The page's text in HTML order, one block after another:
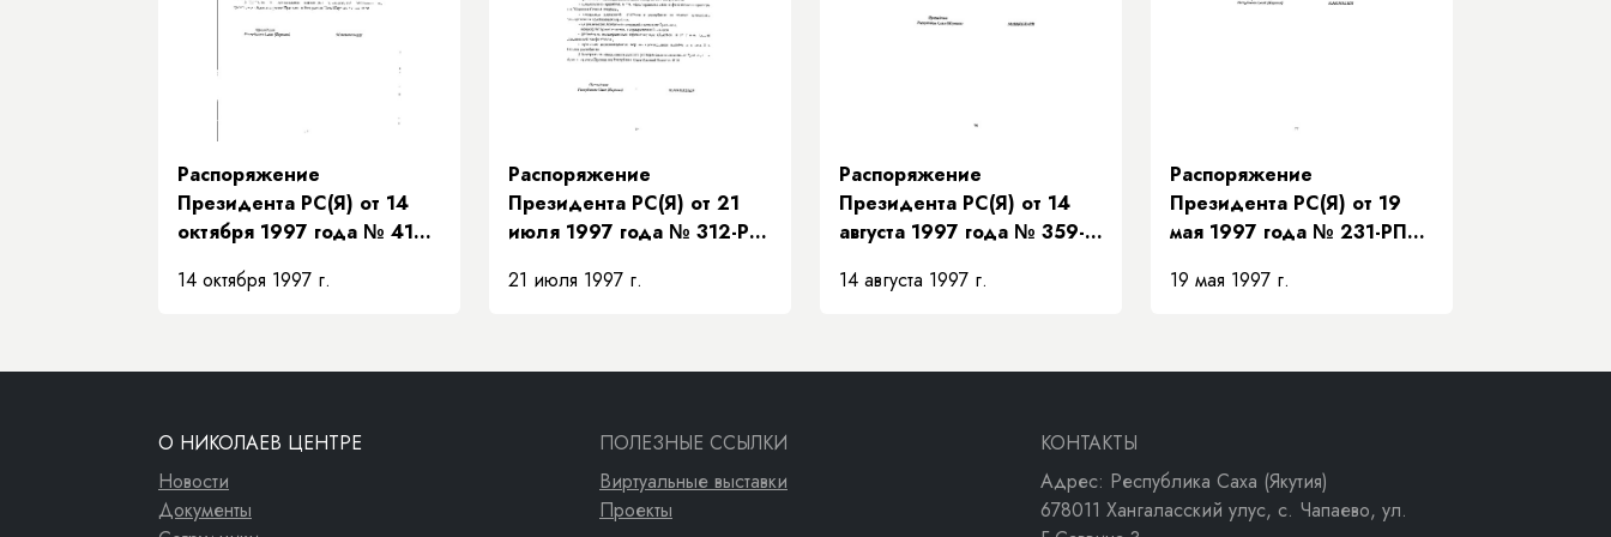
их взаимозамещений»
Распоряжение
Президента РС(Я) от 14
октября 1997 года № 419-
Президента Республики
14 октября 1997 г.
Распоряжение
Президента РС(Я) от 21
июля 1997 года № 312-РП
предложений
исполнения доходной
основании рекомендаций
21 июля 1997 г.
Распоряжение
Президента РС(Я) от 14
августа 1997 года № 359-
«Техкоммунэнерго» в
14 августа 1997 г.
Распоряжение
Президента РС(Я) от 19
мая 1997 года № 231-РП
Бестяхской нефтебазы
19 мая 1997 г.
О НИКОЛАЕВ ЦЕНТРЕ
Новости
Документы
ПОЛЕЗНЫЕ ССЫЛКИ
Виртуальные выставки
Проекты
КОНТАКТЫ
Адрес: Республика Саха (Якутия)
678011 Хангаласский улус, с. Чапаево, ул.